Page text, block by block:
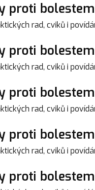
proti
rad, cviků i
proti
rad, cviků i
proti
rad, cviků i
proti
rad, cviků i
proti